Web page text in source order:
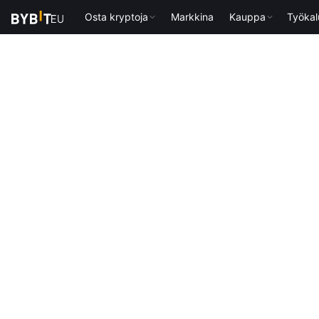
Osta kryptoja Markkina Kauppa